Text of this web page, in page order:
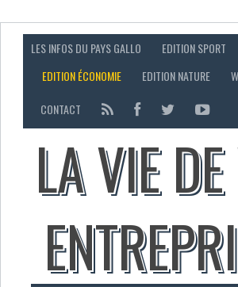
LES INFOS DU PAYS GALLO EDITION SPORT
EDITION ÉCONOMIE
EDITION NATURE
CONTACT
LA VIE